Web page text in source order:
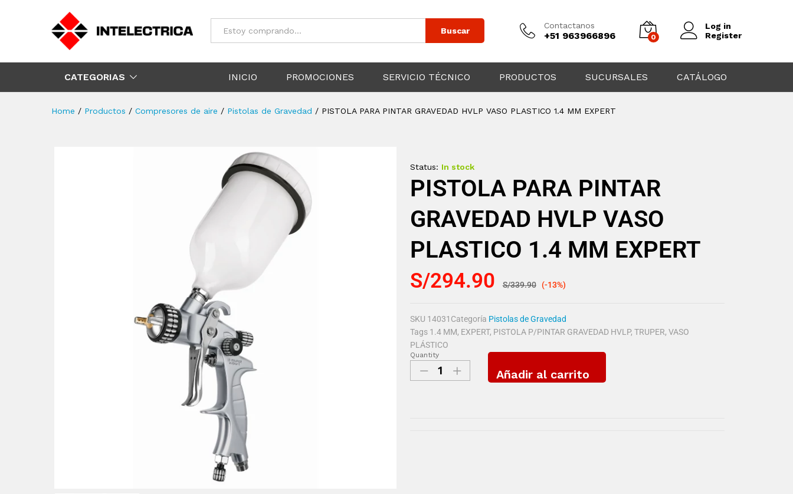
Todos Buscar
Contactanos
+51 963966896 0
Log in
Register
CATEGORIAS INICIO PROMOCIONES SERVICIO TÉCNICO PRODUCTOS SUCURSALES CATÁLOGO
Home / Productos / Compresores de aire / Pistolas de Gravedad / PISTOLA PARA PINTAR GRAVEDAD HVLP VASO PLASTICO 1.4 MM EXPERT
Status: In stock
PISTOLA PARA PINTAR
GRAVEDAD HVLP VASO
PLASTICO 1.4 MM EXPERT
S/294.90 S/339.90 (-13%)
SKU 14031 Categoría Pistolas de Gravedad
Tags 1.4 MM, EXPERT, PISTOLA P/PINTAR GRAVEDAD HVLP, TRUPER, VASO
PLÁSTICO
Quantity
Añadir al carrito